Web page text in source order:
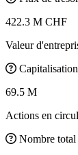
422.3 M CHF
Valeur
69.5 M
Actions en
Nombre total